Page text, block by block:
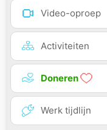
Video-oproep
Activiteiten
Doneren
Werk tijdlijn